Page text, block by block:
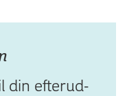
din efterud­